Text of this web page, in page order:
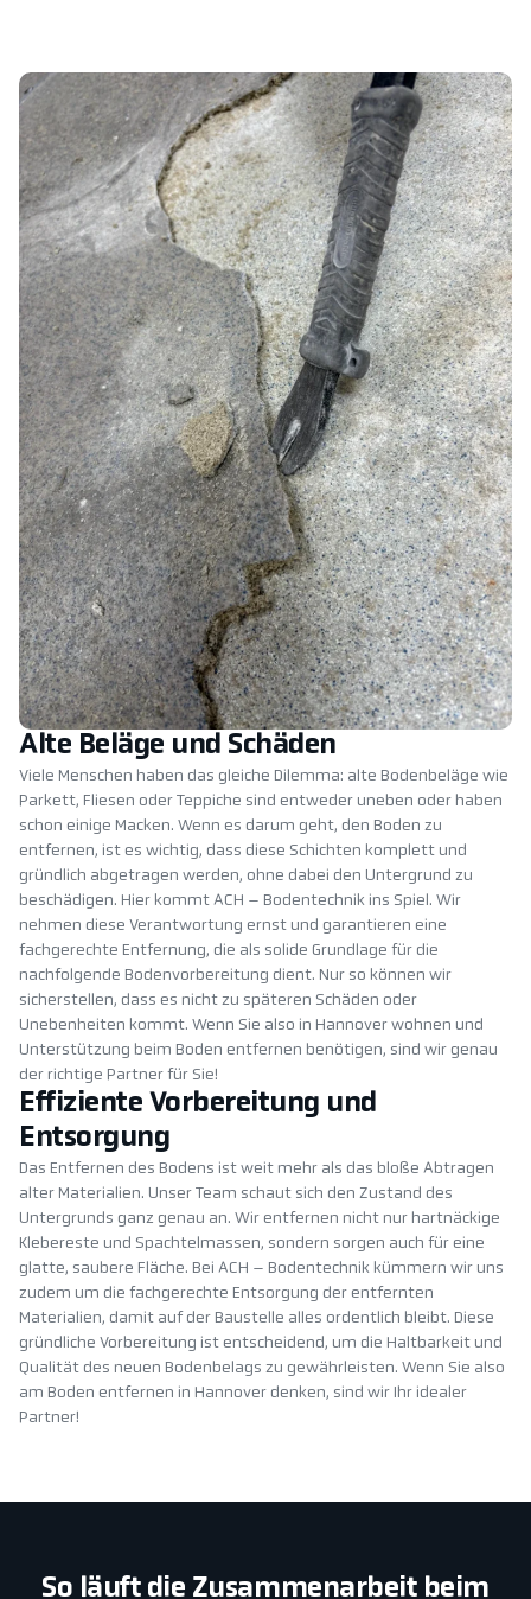
Alte Beläge und Schäden
Viele Menschen haben das gleiche Dilemma: alte Bodenbeläge wie
Parkett, Fliesen oder Teppiche sind entweder uneben oder haben
schon einige Macken. Wenn es darum geht, den Boden zu
entfernen, ist es wichtig, dass diese Schichten komplett und
gründlich abgetragen werden, ohne dabei den Untergrund zu
beschädigen. Hier kommt ACH – Bodentechnik ins Spiel. Wir
nehmen diese Verantwortung ernst und garantieren eine
fachgerechte Entfernung, die als solide Grundlage für die
nachfolgende Bodenvorbereitung dient. Nur so können wir
sicherstellen, dass es nicht zu späteren Schäden oder
Unebenheiten kommt. Wenn Sie also in Hannover wohnen und
Unterstützung beim Boden entfernen benötigen, sind wir genau
der richtige Partner für Sie!
Effiziente Vorbereitung und
Entsorgung
Das Entfernen des Bodens ist weit mehr als das bloße Abtragen
alter Materialien. Unser Team schaut sich den Zustand des
Untergrunds ganz genau an. Wir entfernen nicht nur hartnäckige
Klebereste und Spachtelmassen, sondern sorgen auch für eine
glatte, saubere Fläche. Bei ACH – Bodentechnik kümmern wir uns
zudem um die fachgerechte Entsorgung der entfernten
Materialien, damit auf der Baustelle alles ordentlich bleibt. Diese
gründliche Vorbereitung ist entscheidend, um die Haltbarkeit und
Qualität des neuen Bodenbelags zu gewährleisten. Wenn Sie also
am Boden entfernen in Hannover denken, sind wir Ihr idealer
Partner!
So läuft die Zusammenarbeit beim